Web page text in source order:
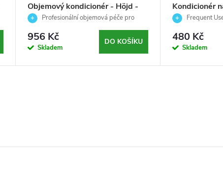
Objemový kondicionér - Höjd -
Björk - 750ml
Profesionální objemová péče pro
956 Kč
Skladem
DO KOŠÍKU
Kondicionér
použití -
Echosline -
Frequent
480 Kč
Skladem